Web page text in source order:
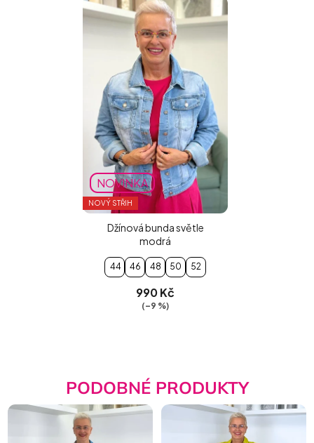
NOVINKA
NOVÝ STŘIH
Džínová bunda světle
modrá
44 46 48 50 52
990 Kč
(–9 %)
PODOBNÉ PRODUKTY